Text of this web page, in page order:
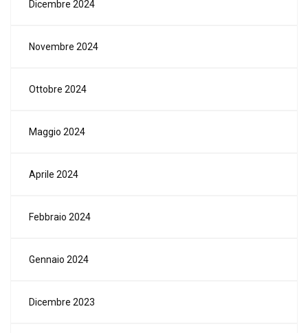
Dicembre 2024
Novembre 2024
Ottobre 2024
Maggio 2024
Aprile 2024
Febbraio 2024
Gennaio 2024
Dicembre 2023